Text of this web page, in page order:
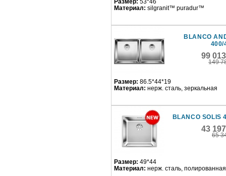
Размер: 53*46
Материал: silgranit™ puradur™
BLANCO
400/
99
149
Размер: 86.5*44*19
Материал: нерж. сталь, зеркальная
BLANCO SOLIS
43
65
Размер: 49*44
Материал: нерж. сталь, полированная